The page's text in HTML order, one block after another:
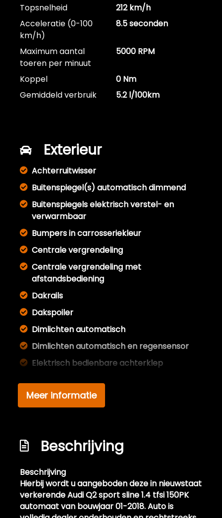
Topsnelheid
212 km/h
Acceleratie (0-100
km/h)
8.5 seconden
Maximum aantal
toeren per minuut
5000 RPM
Koppel
0 Nm
Gemiddeld verbruik
5.2 l/100km
Exterieur
Achterruitwisser
Buitenspiegel(s) automatisch dimmend
Buitenspiegels elektrisch verstel- en
verwarmbaar
Bumpers in carrosseriekleur
Centrale vergrendeling
Centrale vergrendeling met
afstandsbediening
Dakrails
Dakspoiler
Dimlichten automatisch
Dimlichten automatisch en regensensor
Elektrisch bedienbare achterklep
Extra getint glas achter
Keyless entry
Lichtmetalen velgen 19"
Lichtmetalen velgen multi-spaaks 19"
Panoramadak
Meer informatie
Beschrijving
Beschrijving
Hierbij wordt u aangeboden deze in nieuwstaat
verkerende Audi Q2 sport sline 1.4 tfsi 150PK
automaat van bouwjaar 01-2018. Auto is